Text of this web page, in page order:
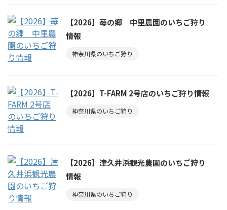
【2026】苺の郷 中里農園のいちご狩り
情報
神奈川県のいちご狩り
【2026】T-FARM 2号店のいちご狩り情報
神奈川県のいちご狩り
【2026】津久井浜観光農園のいちご狩り
情報
神奈川県のいちご狩り